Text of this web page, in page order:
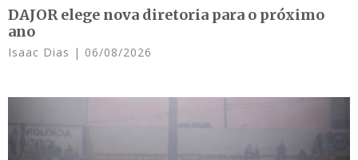
DAJOR elege nova diretoria para o próximo
ano
Isaac Dias 06/08/2026